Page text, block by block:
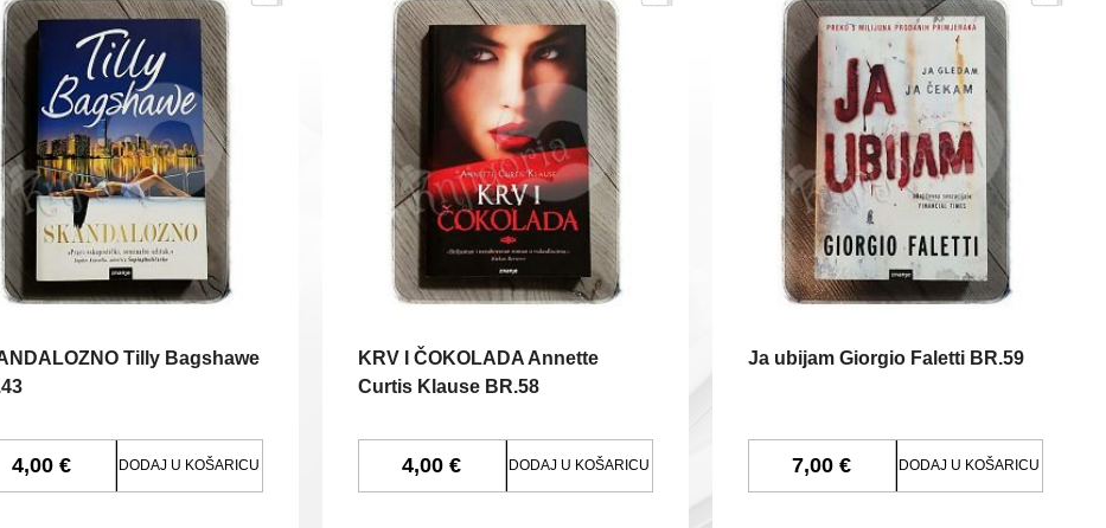
Tilly Bagshawe
4,00 € DODAJ U KOŠARICU
KRV I ČOKOLADA Annette
Curtis Klause BR.58
4,00 € DODAJ U KOŠARICU
Ja ubijam Giorgio Faletti BR.59
7,00 € DODAJ U KOŠARICU